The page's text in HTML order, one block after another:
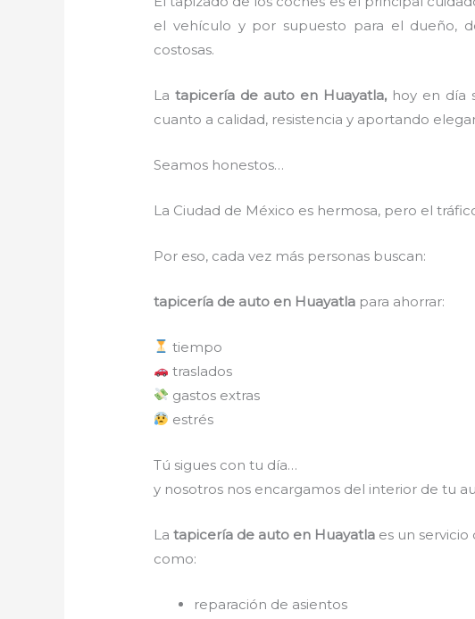
el vehículo y por supuesto para el dueño,
costosas.
La tapicería de auto en Huayatla, hoy en día
cuanto a calidad, resistencia y aportando
Seamos honestos…
La Ciudad de México es hermosa, pero el
Por eso, cada vez más personas buscan:
tapicería de auto en Huayatla para ahorrar:
tiempo
traslados
gastos extras
estrés
Tú sigues con tu día…
y nosotros nos encargamos del interior de tu
Latapicería de auto en Huayatla es un
como:
reparación de asientos